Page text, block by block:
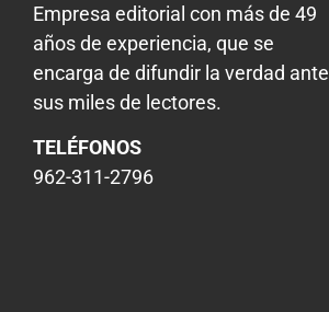
Empresa editorial con más de 49
años de experiencia, que se
encarga de difundir la verdad ante
sus miles de lectores.
TELÉFONOS
962-311-2796